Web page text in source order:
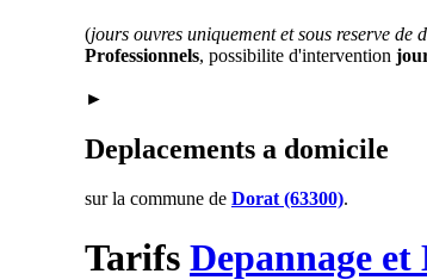
(jours ouvres uniquement et sous reserve de
Professionnels, possibilite d'intervention
►
Deplacements a domicile
sur la commune de Dorat (63300).
Tarifs Depannage et